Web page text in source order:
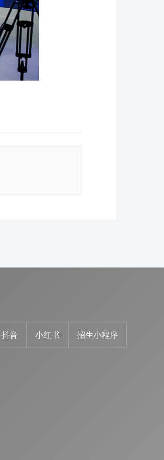
抖音 小红书 招生小程序